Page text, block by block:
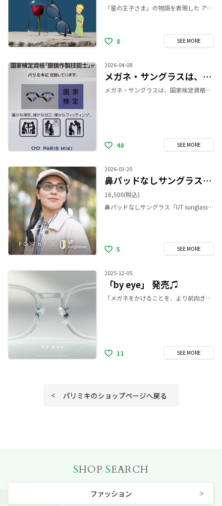
「星の王子さま」の物語を表現した アイウェアコレクションが登場！ 世界中で愛され続ける不朽の名作「星の王子さま」の世界観を詰め込んだ、 「Le Petit Prince EYEWEAR-星の王子さま-」が登場しました！ まるで物語を身にまとうようなデザインのメガネフレームは、かけるたびに王子さまからのメッセージを受け取れるはず。 あなただけの 「本当に大切なもの」を、このメガネと一緒に見つけてみませんか？ パリミキ公式サイト https://www.paris-miki.co.jp/shop/brand/lepetitprince/
8 SEE MORE
2026-04-08
メガネ・サングラスは、国家検定資格「1級眼鏡作製技能士」にお任せ下さい♪
メガネ・サングラスは、国家検定資格「1級眼鏡作製技能士」にお任せ下さい。 パリミキ新静岡セノバ店には、国家検定資格「1級眼鏡作製技能士」が２名在籍しております。 確かな測定、確かな加工、確かなフィッティング 是非ご来店くださいませ♪
48 SEE MORE
2026-03-20
鼻パッドなしサングラス🕶️✨
16,500(税込)
鼻パッドなしサングラス「UT sunglasses」から、パリミキ限定 POWANTコラボモデルが登場！ UT sunglasses（ユーティー サングラス）は、鼻パッドがなく跡がつかないサングラスです。 「鼻に跡が残ってしまう」「痛みや重さが気になってしまう」「メイクが崩れる」といった、サングラスをかける際のお悩みから解放します。 パリミキ限定 POWANTとのコラボモデルは、日常使いしやすいカラーラインアップを揃えています。 日差しが強くなるこれからの季節、ストレスフリーな紫外線対策を提案します！ ぜひ店頭でお試しください。
5 SEE MORE
2025-12-05
「by eye」 発売♫
「メガネをかけることを、より前向きで豊かな選択にしたい」その思いから生まれた、パリミキの新メガネブランド「by eye(バイアイ)」 「by eye」は、メガネを単に視力を補うためのものではなく、日々の景色をもう一度やわらかく整えてくれる“体の一部”として捉え直すことを起点に生まれました。 新しい視界とともに、今日の自分ともう一度やさしく出会うために。 それが「by eye」です。
11 SEE MORE
パリミキのショップページへ戻る
SHOP SEARCH
ファッション